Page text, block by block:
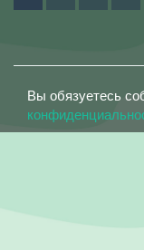
Вы обязуетесь